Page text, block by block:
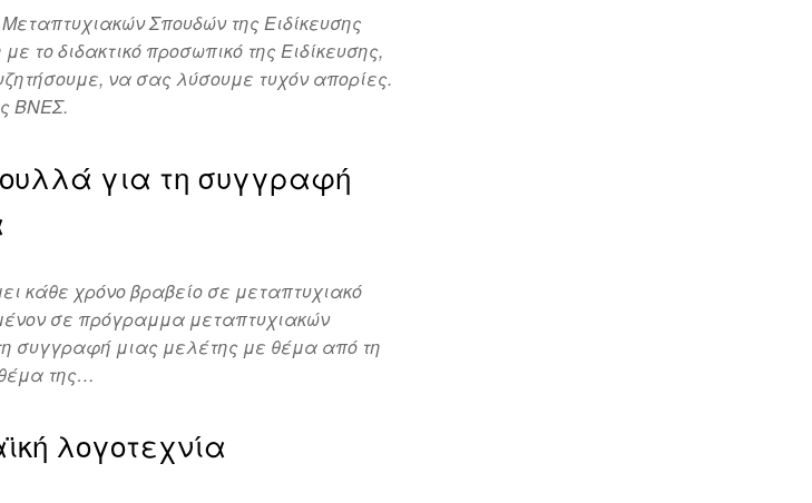
Σπουδών της Ειδίκευσης
το διδακτικό προσωπικό της Ειδίκευσης,
να σας λύσουμε τυχόν απορίες.
ΒΝΕΣ.
για τη συγγραφή
κάθε χρόνο βραβείο σε μεταπτυχιακό
σε πρόγραμμα μεταπτυχιακών
συγγραφή μιας μελέτης με θέμα από τη
της…
λογοτεχνία